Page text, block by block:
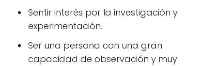
Sentir interés por la investigación y
experimentación.
Ser una persona con una gran
capacidad de observación y muy